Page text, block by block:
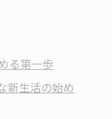
る第一歩
新生活の始め